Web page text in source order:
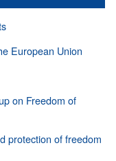
European Union
on Freedom of
protection of freedom